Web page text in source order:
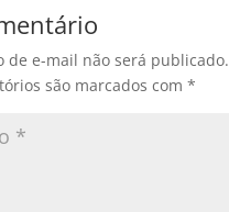
de e-mail não será publicado.
são marcados com *